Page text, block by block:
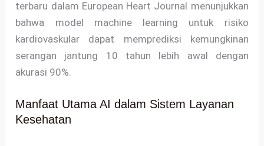
terbaru dalam European Heart Journal menunjukkan
bahwa model machine learning untuk risiko
kardiovaskular dapat memprediksi kemungkinan
serangan jantung 10 tahun lebih awal dengan
akurasi 90%.
Manfaat Utama AI dalam Sistem Layanan
Kesehatan